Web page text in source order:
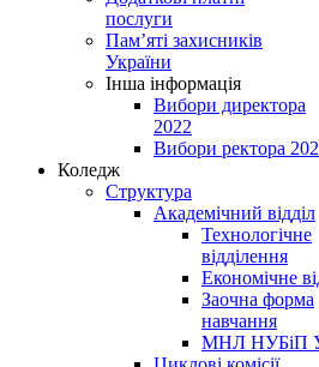
послуги
Пам’яті захисників
України
Інша інформація
Вибори директора
2022
Вибори ректора
Коледж
Структура
Академічний відділ
Технологічне
відділення
Економічне
Заочна форма
навчання
МНЛ НУБіП